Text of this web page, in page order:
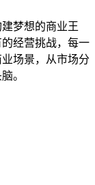
梦想的商业王
经营挑战，每一
场景，从市场分
。